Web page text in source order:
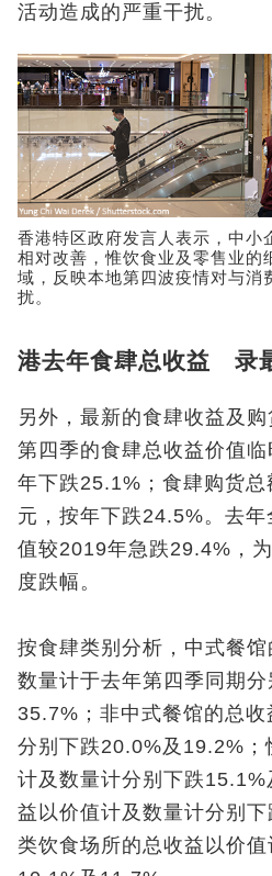
活动造成的严重干扰。
香港特区政府发言人表示，中小
相对改善，惟饮食业及零售业的
域，反映本地第四波疫情对与消
扰。
港去年食肆总收益 录
另外，最新的食肆收益及
第四季的食肆总收益价值
年下跌25.1%；食肆购货
元，按年下跌24.5%。去
值较2019年急跌29.4%，
度跌幅。
按食肆类别分析，中式餐
数量计于去年第四季同期
35.7%；非中式餐馆的总
分别下跌20.0%及19.2%；
计及数量计分别下跌
益以价值计及数量计分别
类饮食场所的总收益以价